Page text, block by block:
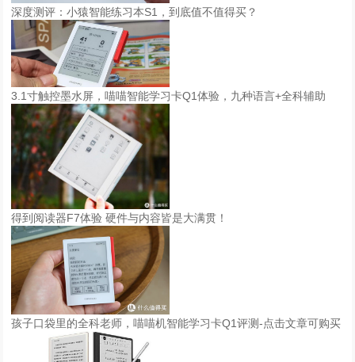
深度测评：小猿智能练习本S1，到底值不值得买？
3.1寸触控墨水屏，喵喵智能学习卡Q1体验，九种语言+全科辅助
得到阅读器F7体验 硬件与内容皆是大满贯！
孩子口袋里的全科老师，喵喵机智能学习卡Q1评测-点击文章可购买